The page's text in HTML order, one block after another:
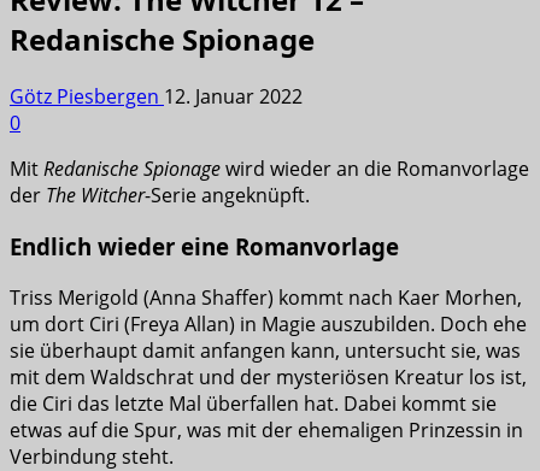
Redanische Spionage
Götz Piesbergen 12. Januar 2022
0
MitRedanische Spionagewird wieder an die Romanvorlage
der The Witcher-Serie angeknüpft.
Endlich wieder eine Romanvorlage
Triss Merigold (Anna Shaffer) kommt nach Kaer Morhen,
um dort Ciri (Freya Allan) in Magie auszubilden. Doch ehe
sie überhaupt damit anfangen kann, untersucht sie, was
mit dem Waldschrat und der mysteriösen Kreatur los ist,
die Ciri das letzte Mal überfallen hat. Dabei kommt sie
etwas auf die Spur, was mit der ehemaligen Prinzessin in
Verbindung steht.